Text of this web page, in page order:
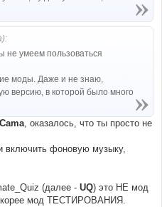
не умеем пользоваться
моды. Даже и не знаю,
версию, в которой было много
Cama, оказалось, что ты просто не
включить фоновую музыку,
(далее - UQ) это НЕ мод
мод ТЕСТИРОВАНИЯ.